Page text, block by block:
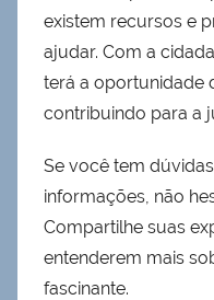
existem recursos e
ajudar. Com a
terá a oportunidade
contribuindo para a
Se você tem
informações, não
Compartilhe suas
entenderem mais
fascinante.